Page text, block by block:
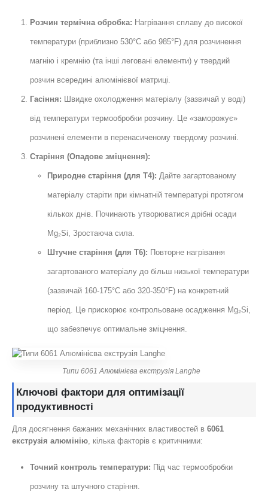
Розчин термічна обробка: Нагрівання сплаву до високої
температури (приблизно 530°C або 985°F) для розчинення
магнію і кремнію (та інші леговані елементи) у твердий
розчин всередині алюмінієвої матриці.
Гасіння: Швидке охолодження матеріалу (зазвичай у воді)
від температури термообробки розчину. Це «заморожує»
розчинені елементи в перенасиченому твердому розчині.
Старіння (Опадове зміцнення):
Природне старіння (для Т4): Дайте загартованому
матеріалу старіти при кімнатній температурі протягом
кількох днів. Починають утворюватися дрібні осади
Mg₂Si, Зростаюча сила.
Штучне старіння (для T6): Повторне нагрівання
загартованого матеріалу до більш низької температури
(зазвичай 160-175°C або 320-350°F) на конкретний
період. Це прискорює контрольоване осадження Mg₂Si,
що забезпечує оптимальне зміцнення.
Типи 6061 Алюмінієва екструзія Langhe
Ключові фактори для оптимізації
продуктивності
Для досягнення бажаних механічних властивостей в 6061
екструзія алюмінію , кілька факторів є критичними:
Точний контроль температури: Під час термообробки
розчину та штучного старіння.